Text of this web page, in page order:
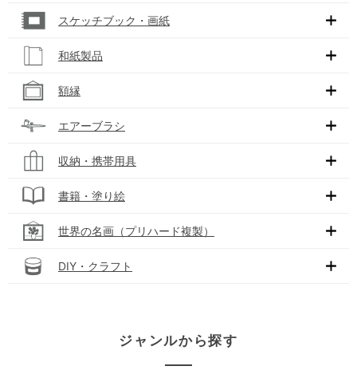
スケッチブック・画紙
和紙製品
額縁
エアーブラシ
収納・携帯用具
書籍・塗り絵
世界の名画（プリハード複製）
DIY・クラフト
ジャンルから探す